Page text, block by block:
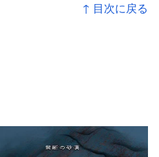
↑ 目次に戻る